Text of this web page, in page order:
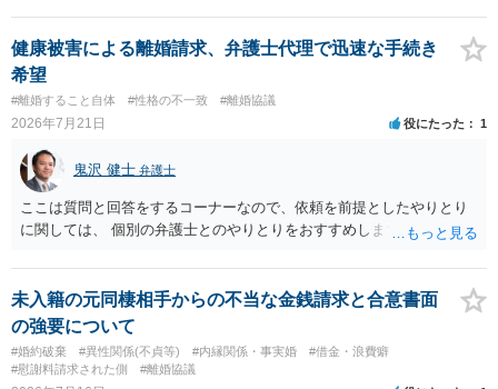
個別の事情によりますので、お早めに弁護士に相談されることをおす
すめします。
健康被害による離婚請求、弁護士代理で迅速な手続き
希望
#離婚すること自体 #性格の不一致 #離婚協議
2026年7月21日 役にたった 1
鬼沢 健士 弁護士
ここは質問と回答をするコーナーなので、依頼を前提としたやりとり
に関しては、 個別の弁護士とのやりとりをおすすめします。
未入籍の元同棲相手からの不当な金銭請求と合意書面
の強要について
#婚約破棄 #異性関係(不貞等) #内縁関係・事実婚
#借金・浪費癖
#慰謝料請求された側
#離婚協議